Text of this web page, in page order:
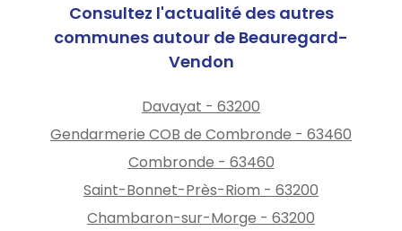
Consultez l'actualité des autres
communes autour de Beauregard-
Vendon
Davayat - 63200
Gendarmerie COB de Combronde - 63460
Combronde - 63460
Saint-Bonnet-Près-Riom - 63200
Chambaron-sur-Morge - 63200